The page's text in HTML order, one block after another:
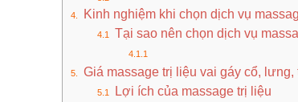
Kinh nghiệm khi chọn dịch vụ
Tại sao nên chọn dịch vụ
Giá massage trị liệu vai gáy cổ, lưng,
Lợi ích của massage trị liệu